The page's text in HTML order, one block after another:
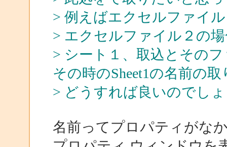
> 例えばエクセルファイ
> エクセルファイル２の
> シート１、取込とその
その時のSheet1の名前の
> どうすれば良いのでし
名前ってプロパティがな